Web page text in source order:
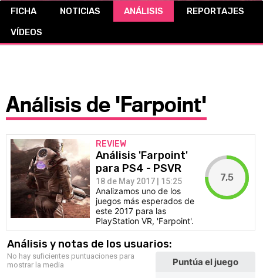
CÓMICS
FICHA NOTICIAS ANÁLISIS
REPORTAJES
VÍDEOS
Análisis de 'Farpoint'
REVIEW
Análisis 'Farpoint'
para PS4 - PSVR
18 de May 2017 | 15:25
Analizamos uno de los
juegos más esperados de
este 2017 para las
PlayStation VR, 'Farpoint'.
7,5
Análisis y notas de los usuarios:
No hay suficientes puntuaciones para
mostrar la media
Puntúa el juego